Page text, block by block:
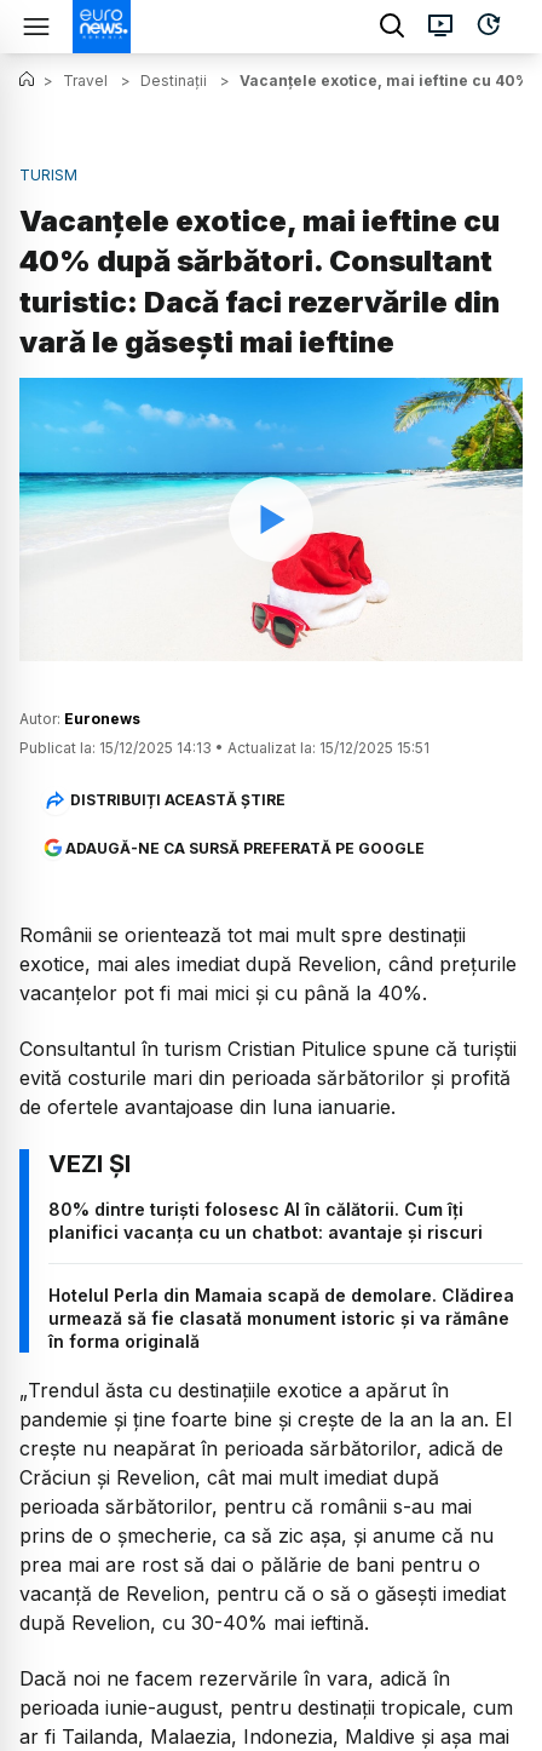
> Travel > Destinații > Vacanțele exotice, mai ieftine cu 40%
TURISM
Vacanțele exotice, mai ieftine cu
40% după sărbători. Consultant
turistic: Dacă faci rezervările din
vară le găsești mai ieftine
Watch
Autor: Euronews
Publicat la: 15/12/2025 14:13 • Actualizat la: 15/12/2025 15:51
DISTRIBUIȚI ACEASTĂ ȘTIRE
ADAUGĂ-NE CA SURSĂ PREFERATĂ PE GOOGLE
Românii se orientează tot mai mult spre destinații
exotice, mai ales imediat după Revelion, când prețurile
vacanțelor pot fi mai mici și cu până la 40%.
Consultantul în turism Cristian Pitulice spune că turiștii
evită costurile mari din perioada sărbătorilor și profită
de ofertele avantajoase din luna ianuarie.
80% dintre turiști folosesc AI în călătorii. Cum îți
planifici vacanța cu un chatbot: avantaje și riscuri
Hotelul Perla din Mamaia scapă de demolare. Clădirea
urmează să fie clasată monument istoric și va rămâne
în forma originală
„Trendul ăsta cu destinațiile exotice a apărut în
pandemie și ține foarte bine și crește de la an la an. El
crește nu neapărat în perioada sărbătorilor, adică de
Crăciun și Revelion, cât mai mult imediat după
perioada sărbătorilor, pentru că românii s-au mai
prins de o șmecherie, ca să zic așa, și anume că nu
prea mai are rost să dai o pălărie de bani pentru o
vacanță de Revelion, pentru că o să o găsești imediat
după Revelion, cu 30-40% mai ieftină.
Dacă noi ne facem rezervările în vara, adică în
perioada iunie-august, pentru destinații tropicale, cum
ar fi Tailanda, Malaezia, Indonezia, Maldive și așa mai